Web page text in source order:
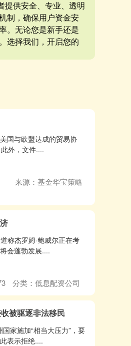
提供安全、专业、透明
制，确保用户资金安
。无论您是新手还是
选择我们，开启您的
国与欧盟达成的贸易协
外，文件....
来源：基金华宝策略
称杰罗姆·鲍威尔正在考
会蓬勃发展....
分类： 低息配资公司
被驱逐非法移民
家施加“相当大压力”，要
表示拒绝....